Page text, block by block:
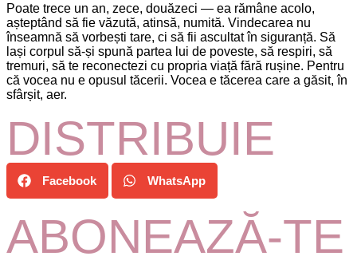
Poate trece un an, zece, douăzeci — ea rămâne acolo,
așteptând să fie văzută, atinsă, numită. Vindecarea nu
înseamnă să vorbești tare, ci să fii ascultat în siguranță. Să
lași corpul să-și spună partea lui de poveste, să respiri, să
tremuri, să te reconectezi cu propria viață fără rușine. Pentru
că vocea nu e opusul tăcerii. Vocea e tăcerea care a găsit, în
sfârșit, aer.
DISTRIBUIE
Facebook WhatsApp
ABONEAZĂ-TE